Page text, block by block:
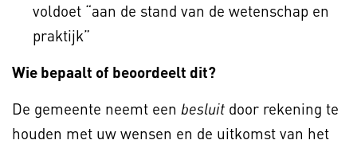
voldoet “aan de stand van de wetenschap en
praktijk”
Wie bepaalt of beoordeelt dit?
De gemeente neemt een besluit door rekening te
houden met uw wensen en de uitkomst van het